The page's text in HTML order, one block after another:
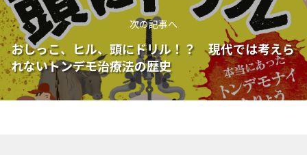
次の記事へ
おしっこ、ヒル、頭にドリル！？ 現代では考えら
れないトンデモ治療法の歴史